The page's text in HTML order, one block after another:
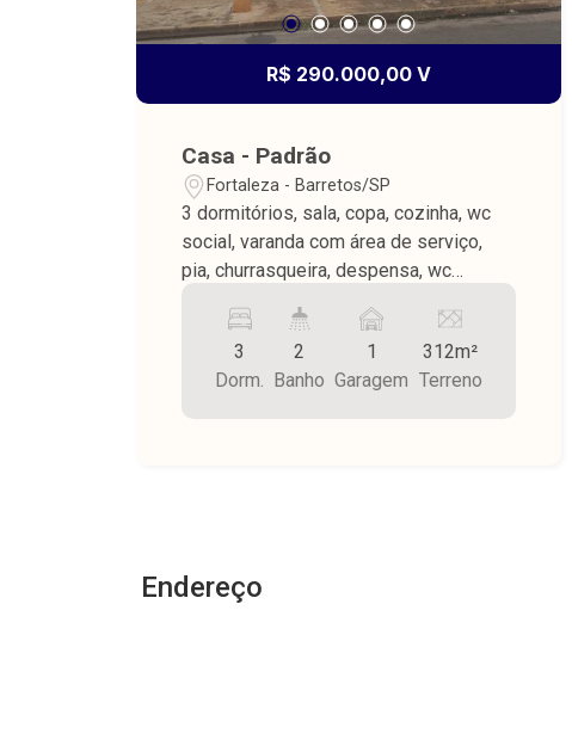
R$ 290.000,00 V
Casa - Padrão
Fortaleza - Barretos/SP
3 dormitórios, sala, copa, cozinha, wc
social, varanda com área de serviço,
pia, churrasqueira, despensa, wc
frio e taco, forro madeira, garagem 1
carro, terreno medindo 312,00 m² e
construção medindo 173,00 m².
3
Dorm.
2
Banho
1
Garagem
312m²
Terreno
Endereço